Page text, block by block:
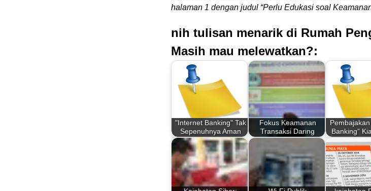
halaman 1 dengan judul “Perlu Edukasi soal
nih tulisan menarik di Rumah
Masih mau melewatkan?:
"Internet Banking" Tak
Sepenuhnya Aman
Fokus Keamanan
Transaksi Daring
Banking”